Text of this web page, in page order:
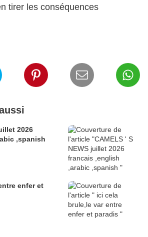
tirer les conséquences
2026
,spanish
enfer et